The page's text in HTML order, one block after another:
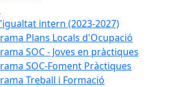
intern (2023-2027)
Plans Locals d'Ocupació
SOC - Joves en pràctiques
SOC-Foment Pràctiques
Treball i Formació